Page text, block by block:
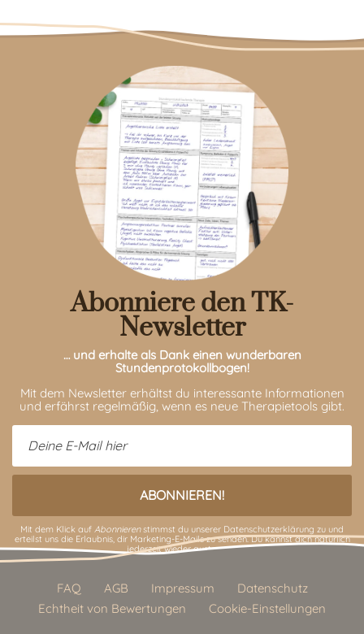
Abonniere den TK-
Newsletter
… und erhalte als Dank einen wunderbaren
Stundenprotokollbogen!
Mit dem Newsletter erhältst du interessante Informationen
und erfährst regelmäßig, wenn es neue Therapietools gibt.
Mit dem Klick auf Abonnierenstimmst du unserer Datenschutzerklärung zu und
erteilst uns die Erlaubnis, dir Marketing-E-Mails zu senden. Du kannst dich natürlich
jederzeit wieder austragen.
FAQ AGB Impressum
Datenschutz
Echtheit von Bewertungen
Cookie-Einstellungen